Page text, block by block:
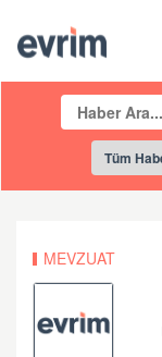
MEVZUAT